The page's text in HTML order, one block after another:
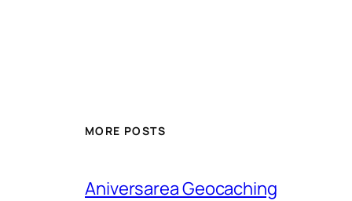
MORE POSTS
Aniversarea Geocaching